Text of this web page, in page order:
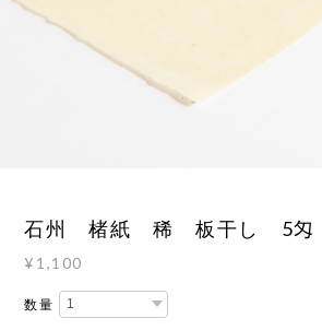
石州 楮紙 稀 板干し 5匁
¥1,100
数量